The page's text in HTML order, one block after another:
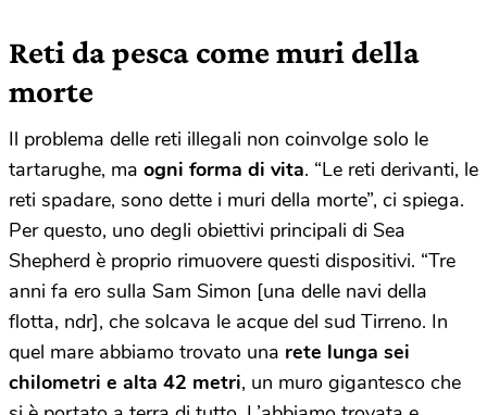
Reti da pesca come muri della
morte
Il problema delle reti illegali non coinvolge solo le
tartarughe, ma ogni forma di vita. “Le reti derivanti, le
reti spadare, sono dette i muri della morte”, ci spiega.
Per questo, uno degli obiettivi principali di Sea
Shepherd è proprio rimuovere questi dispositivi. “Tre
anni fa ero sulla Sam Simon [una delle navi della
flotta, ndr], che solcava le acque del sud Tirreno. In
quel mare abbiamo trovato una rete lunga sei
chilometri e alta 42 metri, un muro gigantesco che